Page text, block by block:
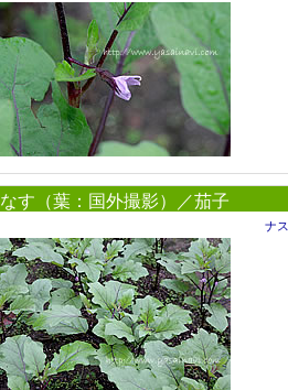
なす（葉：国外撮影）／茄子
ナス